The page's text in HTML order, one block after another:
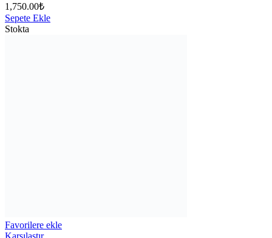
1,750.00₺
Sepete Ekle
Stokta
Favorilere ekle
Karşılaştır